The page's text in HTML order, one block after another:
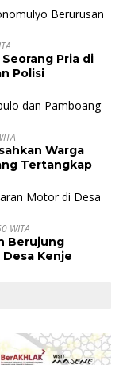
Pria di
Polisi
Warga
Tertangkap
WITA
Berujung
Kenje